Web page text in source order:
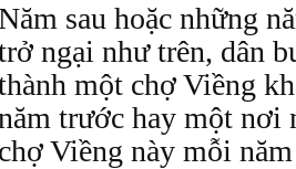
sau hoặc những
ngại như trên, dân
một chợ Viềng
trước hay một nơi
chợ Viềng này mỗi